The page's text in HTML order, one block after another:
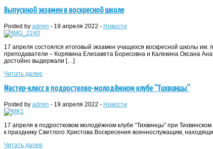
Выпускной экзамен в воскресной школе
Posted by admin - 19 апреля 2022 - Новости
17 апреля состоялся итоговый экзамен учащихся воскресной школы
преподаватели – Корявина Елизавета Борисовна и Калекина Оксана
достойно выдержали […]
Читать далее
Мастер-класс в подростково-молодёжном клубе “Тихвинцы”
Posted by admin - 19 апреля 2022 - Новости
17 апреля в подростковом молодёжном клубе “Тихвинцы” при
к празднику Светлого Христова Воскресения военнослужащим,
Читать далее